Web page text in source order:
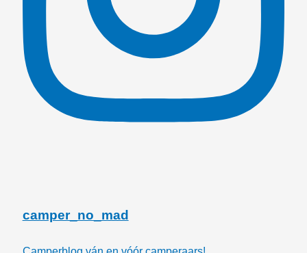
camper_no_mad